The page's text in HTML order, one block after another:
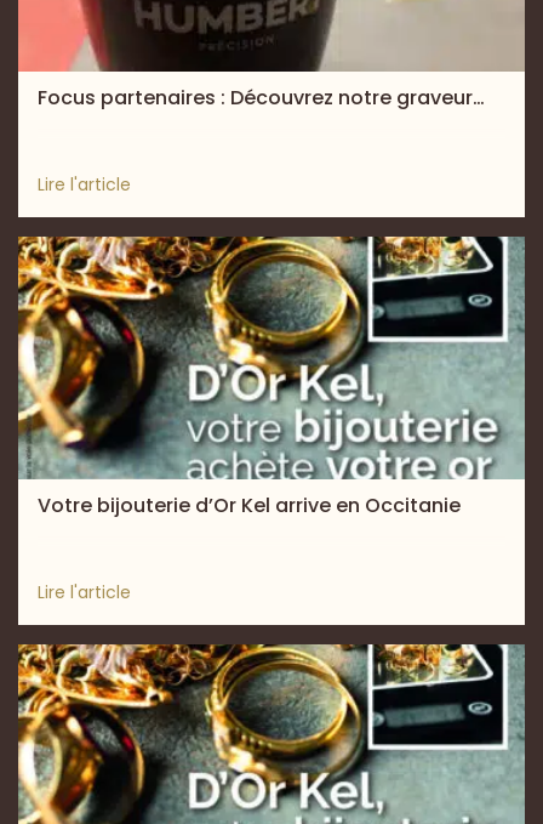
Focus partenaires : Découvrez notre graveur…
Lire l'article
Votre bijouterie d’Or Kel arrive en Occitanie
Lire l'article